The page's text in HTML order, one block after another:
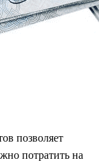
позволяет
потратить на